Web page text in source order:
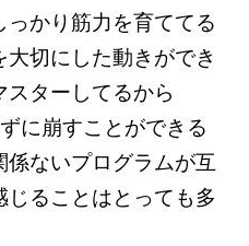
かり筋力を育ててる
切にした動きができ
スターしてるから
に崩すことができる
ないプログラムが互
ることはとっても多